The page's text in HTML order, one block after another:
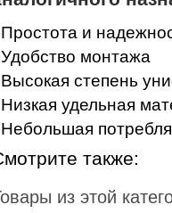
и
монтажа
степень
удельная
также:
из этой